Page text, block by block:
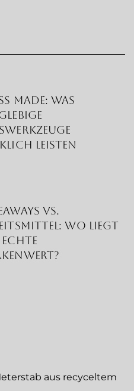
Made: Was
leisten
vs.
Wo liegt
echte
aus recyceltem